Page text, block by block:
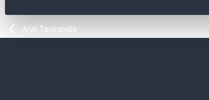
Aral Tankstelle